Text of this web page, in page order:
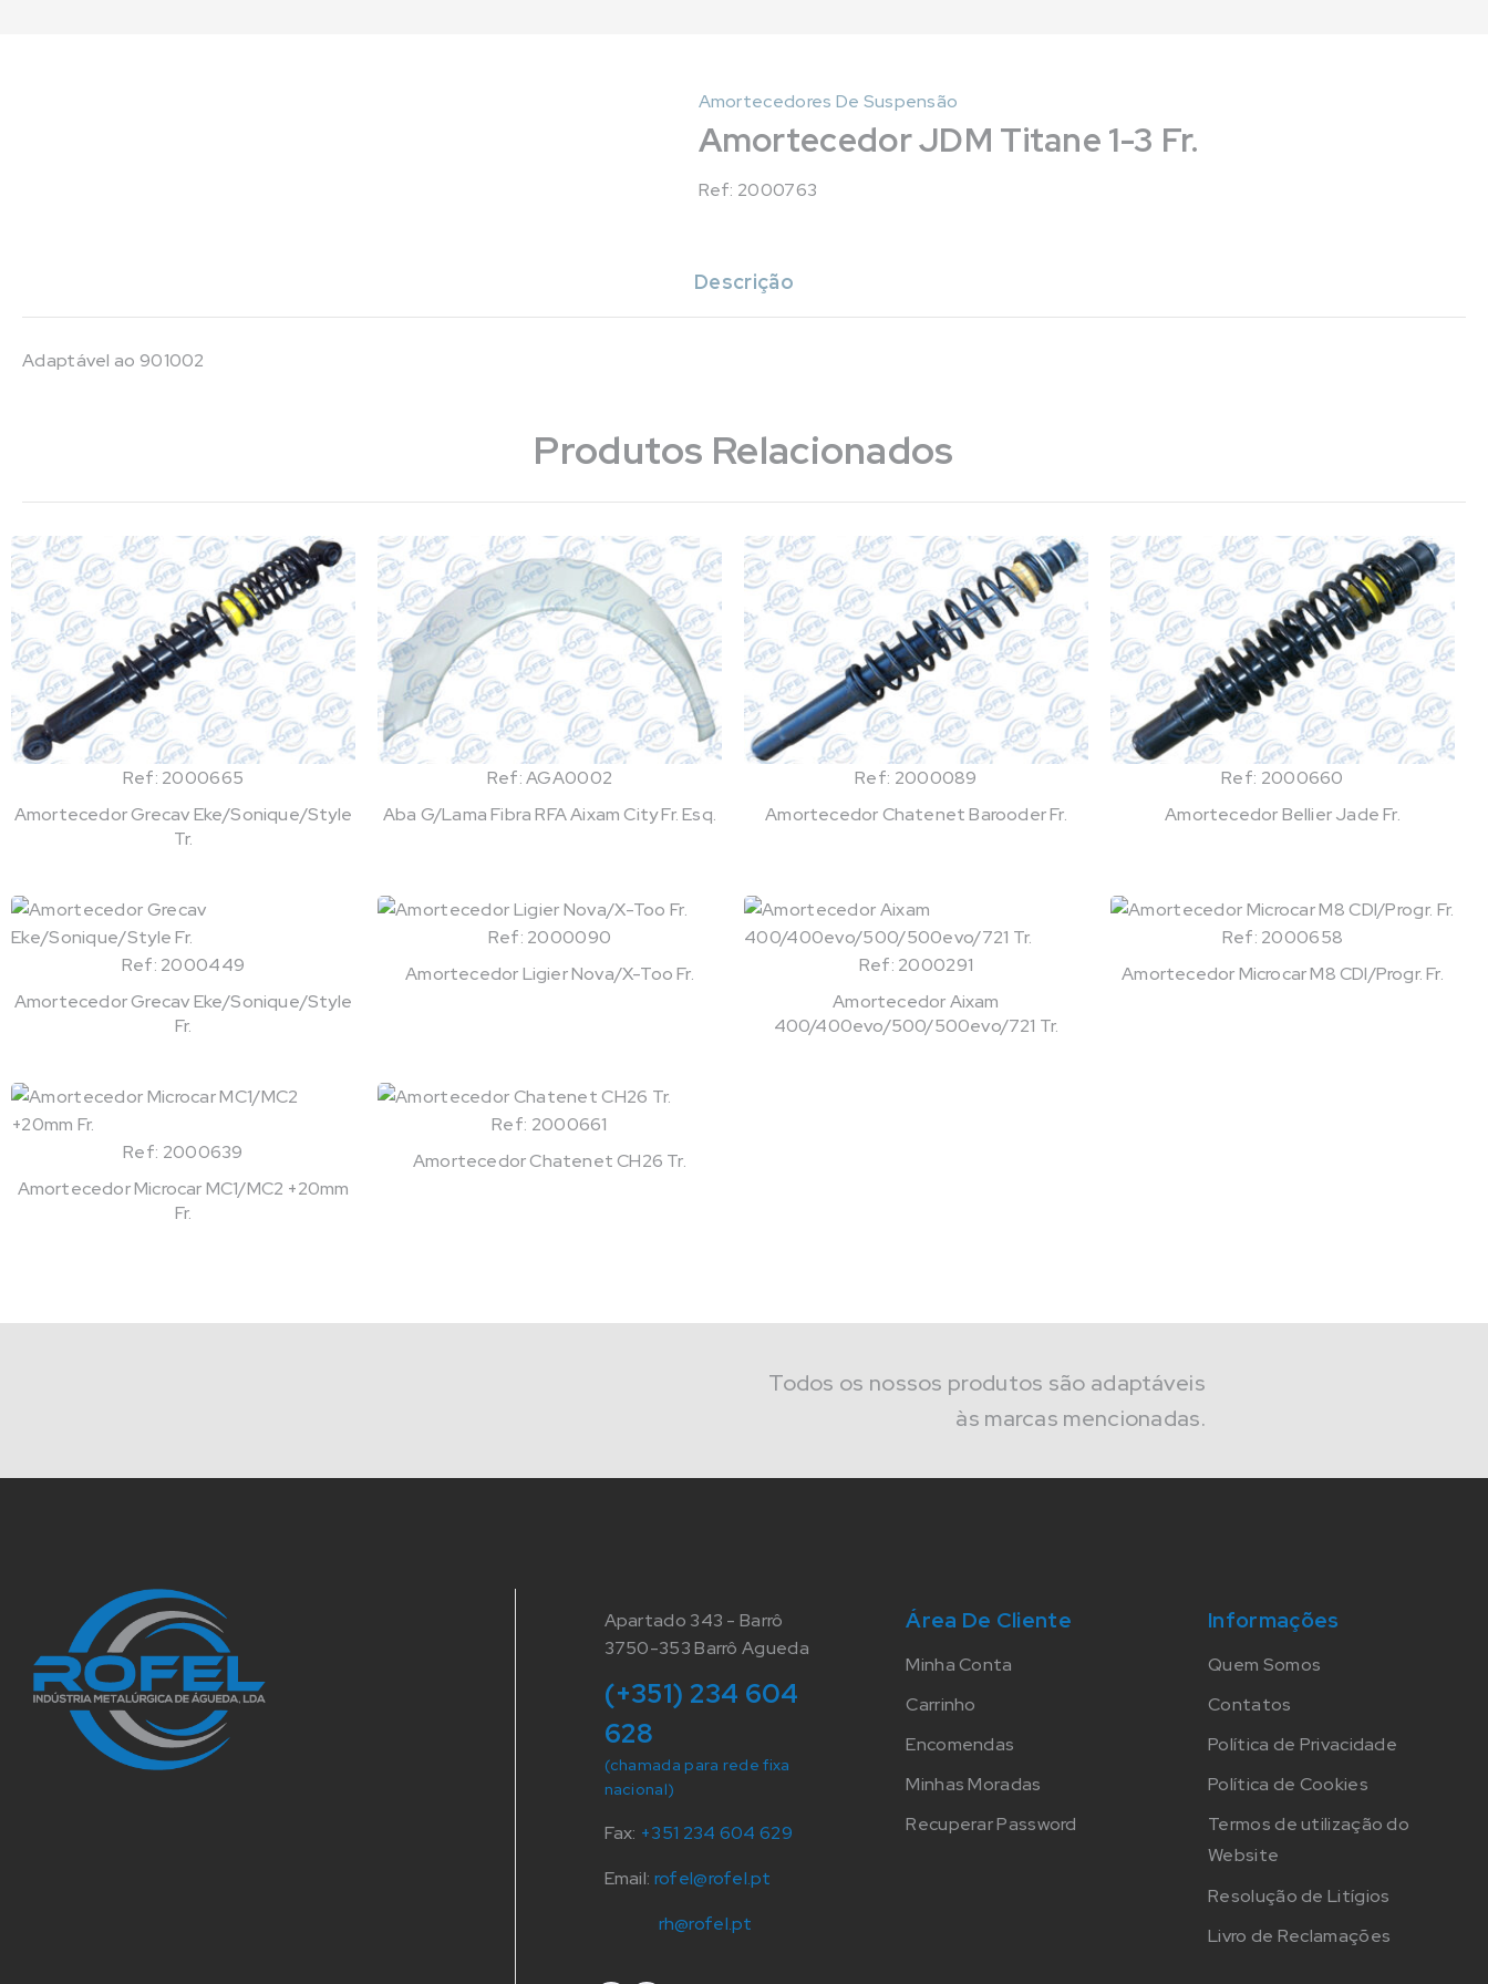
Amortecedores De Suspensão
Amortecedor JDM Titane 1-3 Fr.
Ref: 2000763
Descrição
Adaptável ao 901002
Produtos Relacionados
Ref: 2000665
Amortecedor Grecav Eke/Sonique/Style
Tr.
Ref: AGA0002
Aba G/Lama Fibra RFA Aixam City Fr. Esq.
Ref: 2000089
Amortecedor Chatenet Barooder Fr.
Ref: 2000660
Amortecedor Bellier Jade Fr.
Ref: 2000449
Amortecedor Grecav Eke/Sonique/Style
Fr.
Ref: 2000090
Amortecedor Ligier Nova/X-Too Fr.
Ref: 2000291
Amortecedor Aixam
400/400evo/500/500evo/721 Tr.
Ref: 2000658
Amortecedor Microcar M8 CDI/Progr. Fr.
Ref: 2000639
Amortecedor Microcar MC1/MC2 +20mm
Fr.
Ref: 2000661
Amortecedor Chatenet CH26 Tr.
Todos os nossos produtos são adaptáveis
às marcas mencionadas.
Apartado 343 - Barrô
3750-353 Barrô Agueda
(+351) 234 604
628
(chamada para rede fixa
nacional)
Fax: +351 234 604 629
Email: rofel@rofel.pt
rh@rofel.pt
Área De Cliente
Minha Conta
Carrinho
Encomendas
Minhas Moradas
Recuperar Password
Informações
Quem Somos
Contatos
Política de Privacidade
Política de Cookies
Termos de utilização do
Website
Resolução de Litígios
Livro de Reclamações